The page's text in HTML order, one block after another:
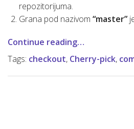
repozitorijuma.
Grana pod nazivom“master”
Continue reading…
Tags: checkout, Cherry-pick,